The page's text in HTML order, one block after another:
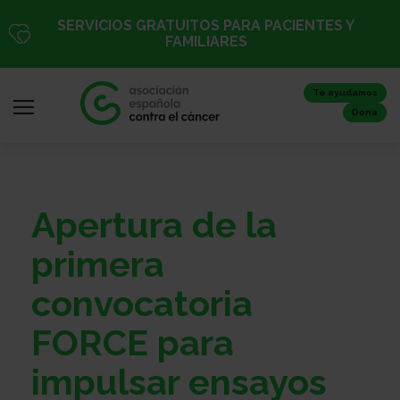
al
SERVICIOS GRATUITOS PARA PACIENTES Y
FAMILIARES
Te ayudamos
Dona
sesión
Registro
Inicio
Apertura de la
primera
convocatoria
FORCE para
impulsar ensayos